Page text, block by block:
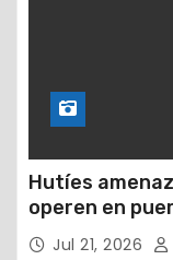
Hutíes
operen en
Jul 21, 2026